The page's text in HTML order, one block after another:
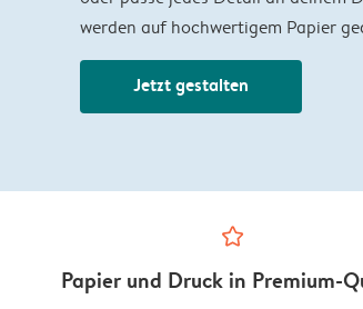
werden auf hochwertigem Papier
Jetzt gestalten
star_outline
Papier und Druck in Premium-